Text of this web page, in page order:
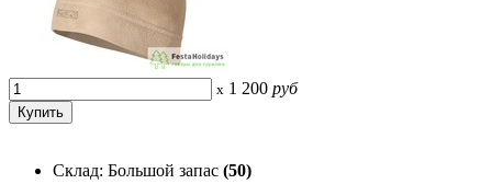
x 1 200 руб
Склад: Большой запас (50)